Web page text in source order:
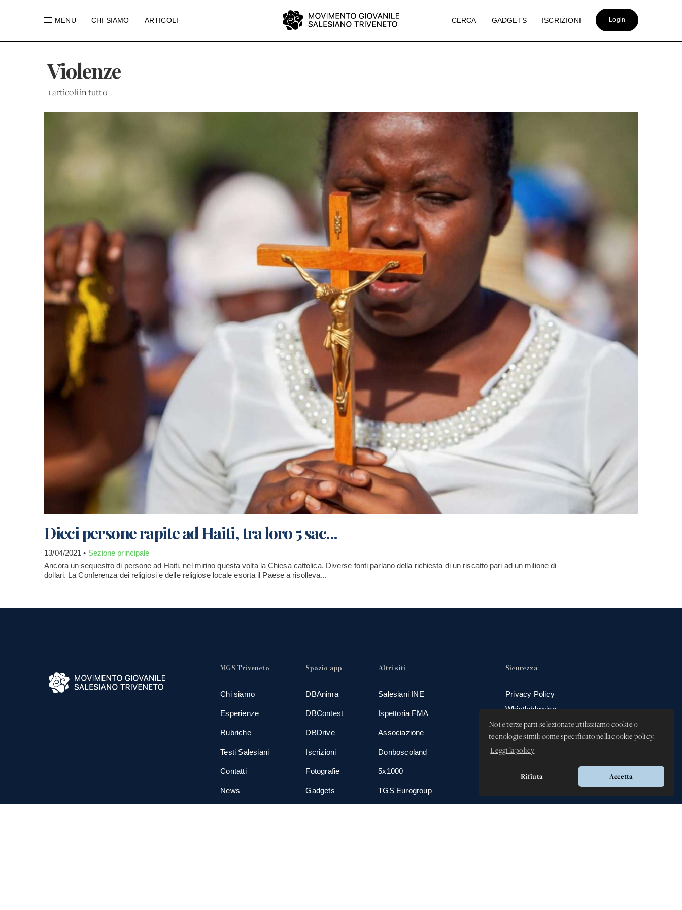
Noi e terze parti selezionate utilizziamo cookie o
tecnologie simili come specificato nella cookie policy.
Leggi la policy
Rifiuta Accetta
MENU CHI SIAMO ARTICOLI CERCA GADGETS ISCRIZIONI Login
Violenze
1 articoli in tutto
Dieci persone rapite ad Haiti, tra loro 5 sac...
13/04/2021 • Sezione principale
Ancora un sequestro di persone ad Haiti, nel mirino questa volta la Chiesa cattolica. Diverse fonti parlano della richiesta di un riscatto pari ad un milione di
dollari. La Conferenza dei religiosi e delle religiose locale esorta il Paese a risolleva...
MGS Triveneto
Chi siamo
Esperienze
Rubriche
Testi Salesiani
Contatti
News
Spazio app
DBAnima
DBContest
DBDrive
Iscrizioni
Fotografie
Gadgets
Altri siti
Salesiani INE
Ispettoria FMA
Associazione
Donboscoland
5x1000
TGS Eurogroup
Sicurezza
Privacy Policy
Whistleblowing -
Segnalazione illeciti